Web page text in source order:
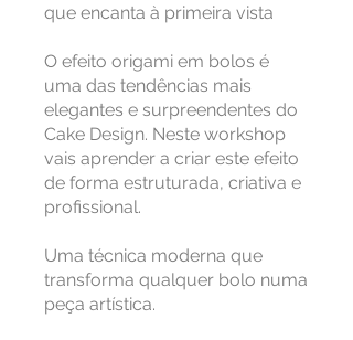
que encanta à primeira vista
O efeito origami em bolos é
uma das tendências mais
elegantes e surpreendentes do
Cake Design. Neste workshop
vais aprender a criar este efeito
de forma estruturada, criativa e
profissional.
Uma técnica moderna que
transforma qualquer bolo numa
peça artística.